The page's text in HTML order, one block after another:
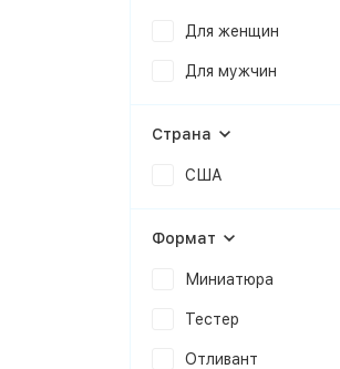
Для женщин
Для мужчин
Страна
США
Формат
Миниатюра
Тестер
Отливант